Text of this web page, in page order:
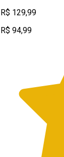
R$ 129,99
R$ 94,99